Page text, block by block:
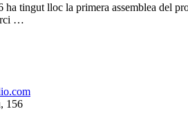
ha tingut lloc la primera assemblea del
…
156